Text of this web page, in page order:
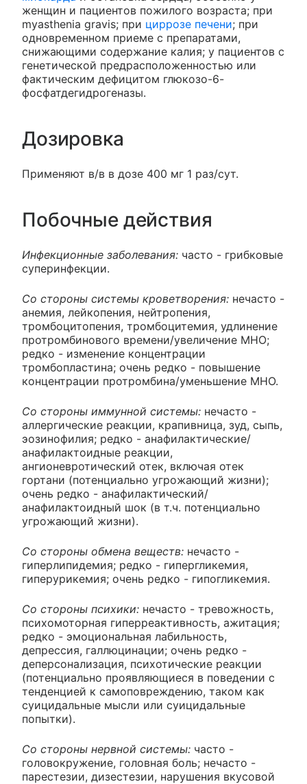
женщин и пациентов пожилого возраста; при
myasthenia gravis; при циррозе печени; при
одновременном приеме с препаратами,
снижающими содержание калия; у пациентов с
генетической предрасположенностью или
фактическим дефицитом глюкозо-6-
фосфатдегидрогеназы.
Дозировка
Применяют в/в в дозе 400 мг 1 раз/сут.
Побочные действия
Инфекционные заболевания: часто - грибковые
суперинфекции.
Со стороны системы кроветворения: нечасто -
анемия, лейкопения, нейтропения,
тромбоцитопения, тромбоцитемия, удлинение
протромбинового времени/увеличение МНО;
редко - изменение концентрации
тромбопластина; очень редко - повышение
концентрации протромбина/уменьшение МНО.
Со стороны иммунной системы: нечасто -
аллергические реакции, крапивница, зуд, сыпь,
эозинофилия; редко - анафилактические/
анафилактоидные реакции,
ангионевротический отек, включая отек
гортани (потенциально угрожающий жизни);
очень редко - анафилактический/
анафилактоидный шок (в т.ч. потенциально
угрожающий жизни).
Со стороны обмена веществ: нечасто -
гиперлипидемия; редко - гипергликемия,
гиперурикемия; очень редко - гипогликемия.
Со стороны психики: нечасто - тревожность,
психомоторная гиперреактивность, ажитация;
редко - эмоциональная лабильность,
депрессия, галлюцинации; очень редко -
деперсонализация, психотические реакции
(потенциально проявляющиеся в поведении с
тенденцией к самоповреждению, таком как
суицидальные мысли или суицидальные
попытки).
Со стороны нервной системы: часто -
головокружение, головная боль; нечасто -
парестезии, дизестезии, нарушения вкусовой